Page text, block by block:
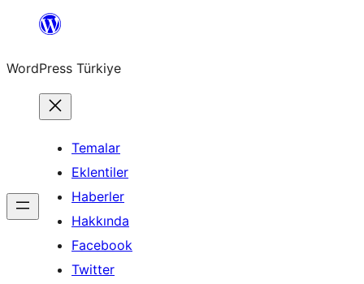
İçeriğe
WordPress Türkiye
Temalar
Eklentiler
Haberler
Hakkında
Facebook
Twitter